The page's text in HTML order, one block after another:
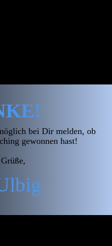
bei Dir melden, ob
gewonnen hast!